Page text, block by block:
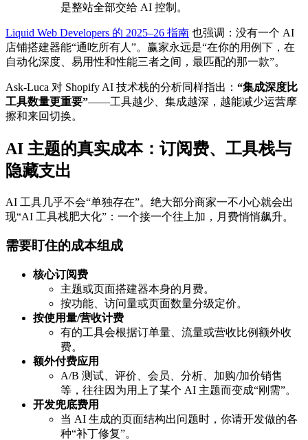
是整站全部交给 AI 控制。
Liquid Web Developers 的 2025–26 指南 也强调：没有一个 AI
店铺搭建器能“通吃所有人”。赢家永远是“在你的用例下，在
自动化深度、易用性和性能三者之间，最匹配的那一款”。
Ask-Luca 对 Shopify AI 技术栈的分析同样指出： “集成深度比
工具数量更重要”——工具越少、集成越深，越能减少运营摩
擦和来回切换。
AI 主题的真实成本：订阅费、工具栈与
隐藏支出
AI 工具几乎不会“单独存在”。绝大部分商家一不小心就会出
现“AI 工具栈肥大化”：一个接一个往上加，月费悄悄飙升。
需要盯住的成本组成
核心订阅费
主题或页面搭建器本身的月费。
按功能、访问量或页面数量分级定价。
按使用量/营收计费
有的工具会根据订单量、流量或营收比例额外收
费。
额外付费应用
A/B 测试、评价、会员、分析、加购/加价销售
等，往往因为用上了某个 AI 主题而变成“刚需”。
开发兜底费用
当 AI 生成的页面结构出问题时，你请开发做的各
种“补丁修复”。